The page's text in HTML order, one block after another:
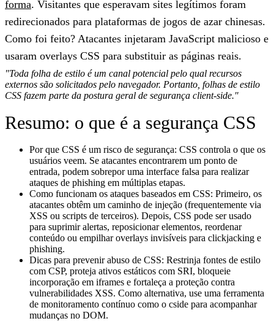
forma. Visitantes que esperavam sites legítimos foram
redirecionados para plataformas de jogos de azar chinesas.
Como foi feito? Atacantes injetaram JavaScript malicioso e
usaram overlays CSS para substituir as páginas reais.
"Toda folha de estilo é um canal potencial pelo qual recursos
externos são solicitados pelo navegador. Portanto, folhas de estilo
CSS fazem parte da postura geral de segurança client-side."
Resumo: o que é a segurança CSS
Por que CSS é um risco de segurança: CSS controla o que os
usuários veem. Se atacantes encontrarem um ponto de
entrada, podem sobrepor uma interface falsa para realizar
ataques de phishing em múltiplas etapas.
Como funcionam os ataques baseados em CSS: Primeiro, os
atacantes obtêm um caminho de injeção (frequentemente via
XSS ou scripts de terceiros). Depois, CSS pode ser usado
para suprimir alertas, reposicionar elementos, reordenar
conteúdo ou empilhar overlays invisíveis para clickjacking e
phishing.
Dicas para prevenir abuso de CSS: Restrinja fontes de estilo
com CSP, proteja ativos estáticos com SRI, bloqueie
incorporação em iframes e fortaleça a proteção contra
vulnerabilidades XSS. Como alternativa, use uma ferramenta
de monitoramento contínuo como o cside para acompanhar
mudanças no DOM.